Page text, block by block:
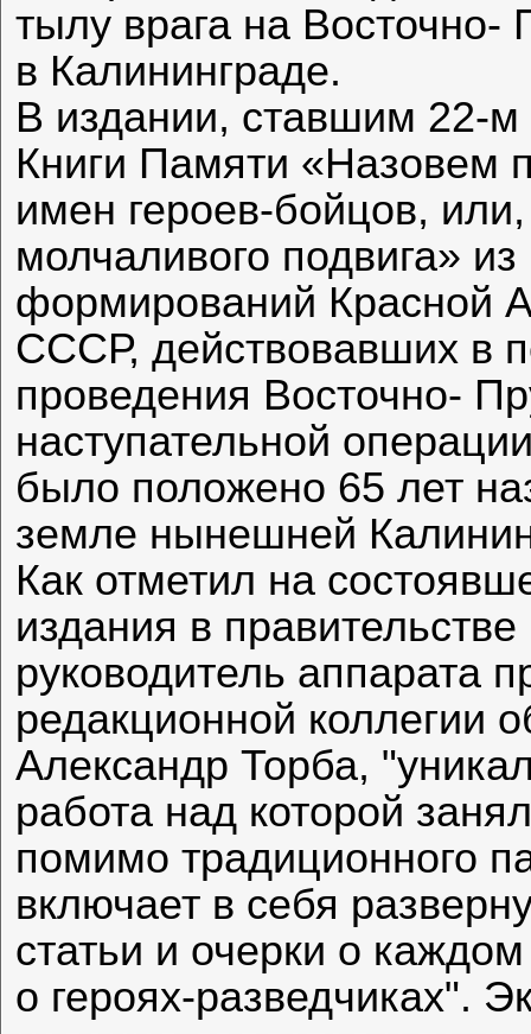
тылу врага на Восточно-
в Калининграде.
В издании, ставшим 22-м
Книги Памяти «Назовем
имен героев-бойцов,
молчаливого подвига»
формирований
СССР, действовавших в
проведения Восточно-
наступательной
было положено 65 лет
земле нынешней
Как отметил на
издания в
руководитель аппарата
редакционной коллегии
Александр Торба,
работа над которой
помимо традиционного
включает в себя
статьи и очерки о
о героях-разведчиках".